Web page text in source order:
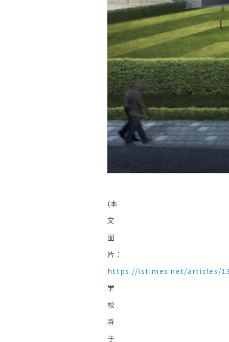
(本
文
图
片：
https://istimes.net/articles/
学
校
将
于